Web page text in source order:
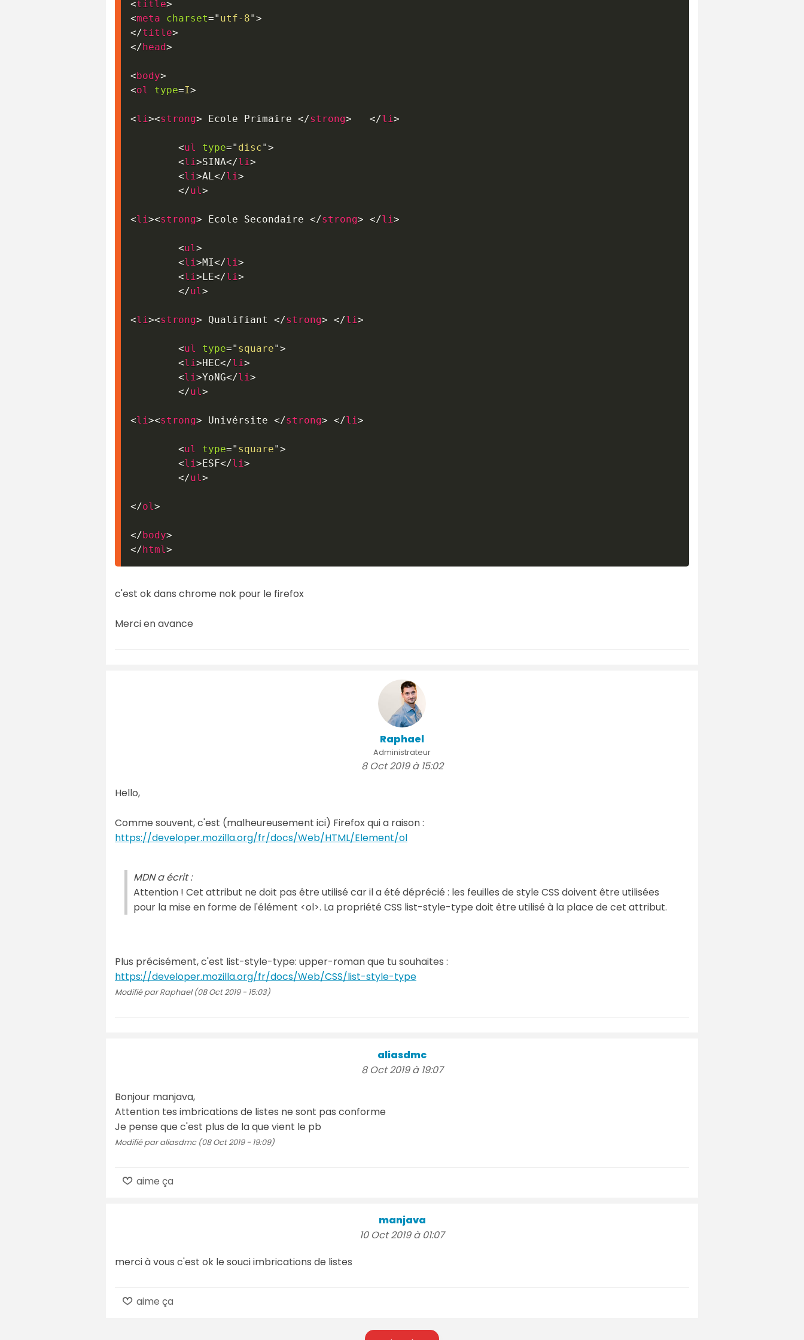
<title>
<meta charset=" utf-8">
</title>
</head>
<body>
<ol type=I>
<li ><strong> Ecole Primaire </strong> </li >
<ul type=" disc">
<li >SINA</li >
<li >AL </li >
</ul >
<li ><strong> Ecole Secondaire </strong> </li >
<ul >
<li >MI</li >
<li >LE</li >
</ul >
<li ><strong> Qualifiant </strong> </li >
<ul type=" square">
<li >HEC</li >
<li >YoNG</li >
</ul >
<li ><strong> Univérsite </strong> </li >
<ul type=" square">
<li >ESF</li >
</ul >
</ol >
</body>
</html >
c'est ok dans chrome nok pour le firefox
Merci en avance
Raphael
Administrateur
8 Oct 2019 à 15:02
Hello,
Comme souvent, c'est (malheureusement ici) Firefox qui a raison :
https://developer.mozilla.org/fr/docs/Web/HTML/Element/ol
MDN a écrit :
Attention ! Cet attribut ne doit pas être utilisé car il a été déprécié : les feuilles de style CSS doivent être utilisées
pour la mise en forme de l'élément <ol>. La propriété CSS list-style-type doit être utilisé à la place de cet attribut.
Plus précisément, c'est list-style-type: upper-roman que tu souhaites :
https://developer.mozilla.org/fr/docs/Web/CSS/list-style-type
Modifié par Raphael (08 Oct 2019 - 15:03)
aliasdmc
8 Oct 2019 à 19:07
Bonjour manjava,
Attention tes imbrications de listes ne sont pas conforme
Je pense que c'est plus de la que vient le pb
Modifié par aliasdmc (08 Oct 2019 - 19:09)
aime ça
manjava
10 Oct 2019 à 01:07
merci à vous c'est ok le souci imbrications de listes
aime ça